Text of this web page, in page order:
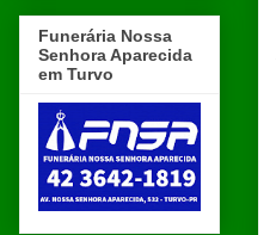
Funerária Nossa
Senhora Aparecida
em Turvo